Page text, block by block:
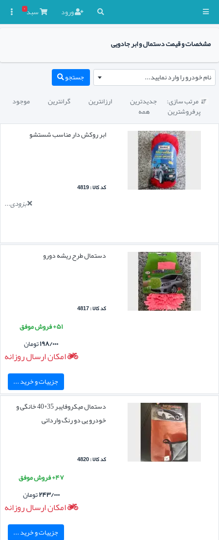
ورود سبد۰
مشخصات و قیمت دستمال و ابر جادویی
نام خودرو را وارد نمایید... جستجو
 مرتب سازی: جدیدترین ارزانترین گرانترین موجود
پرفروشترین
همه
ابر روکش دار مناسب شستشو
کد کالا : 4819
بزودی...
دستمال طرح ریشه دورو
کد کالا : 4817
۵۱+ فروش موفق
۱۹۸/۰۰۰تومان
امکان ارسال روزانه
جزییات و خرید ...
دستمال میکروفایبر 35*40 خانگی و
خودرو یی دو رنگ وارداتی
کد کالا : 4820
۴۷+ فروش موفق
۲۴۳/۰۰۰تومان
امکان ارسال روزانه
جزییات و خرید ...